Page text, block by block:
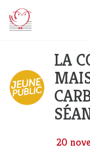
LA
20